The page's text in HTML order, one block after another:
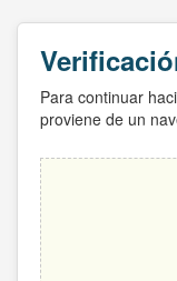
Para continuar
proviene de un